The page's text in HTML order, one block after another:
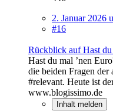
2. Januar 2026
#16
Rückblick auf Hast
Hast du mal ’nen
die beiden Fragen der
#relevant. Heute ist
www.blogissimo.de
Inhalt melden